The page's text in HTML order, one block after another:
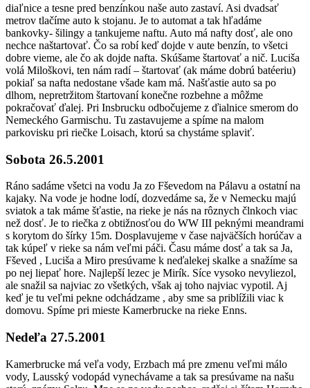
diaľnice a tesne pred benzínkou naše auto zastaví. Asi dvadsať
metrov tlačíme auto k stojanu. Je to automat a tak hľadáme
bankovky- šilingy a tankujeme naftu. Auto má nafty dosť, ale ono
nechce naštartovať. Čo sa robí keď dojde v aute benzín, to všetci
dobre vieme, ale čo ak dojde nafta. Skúšame štartovať a nič. Luciša
volá Miloškovi, ten nám radí – štartovať (ak máme dobrú batéeriu)
pokiaľ sa nafta nedostane všade kam má. Našťastie auto sa po
dlhom, nepretržitom štartovaní konečne rozbehne a môžme
pokračovať ďalej. Pri Insbrucku odbočujeme z ďialnice smerom do
Nemeckého Garmischu. Tu zastavujeme a spíme na malom
parkovisku pri riečke Loisach, ktorú sa chystáme splaviť.
Sobota 26.5.2001
​Ráno sadáme všetci na vodu Ja zo Fševedom na Pálavu a ostatní na
kajaky. Na vode je hodne lodí, dozvedáme sa, že v Nemecku majú
sviatok a tak máme šťastie, na rieke je nás na rôznych člnkoch viac
než dosť. Je to riečka z obtižnosťou do WW III peknými meandrami
s korytom do šírky 15m. Dosplavujeme v čase najväčších horúčav a
tak kúpeľ v rieke sa nám veľmi páči. Času máme dosť a tak sa Ja,
Fševed , Luciša a Miro presúvame k neďalekej skalke a snažíme sa
po nej liepať hore. Najlepší lezec je Mirík. Síce vysoko nevyliezol,
ale snažil sa najviac zo všetkých, však aj toho najviac vypotil. Aj
keď je tu veľmi pekne odchádzame , aby sme sa priblížili viac k
domovu. Spíme pri mieste Kamerbrucke na rieke Enns.
Nedeľa 27.5.2001
​Kamerbrucke má veľa vody, Erzbach má pre zmenu veľmi málo
vody, Lausský vodopád vynechávame a tak sa presúvame na našu